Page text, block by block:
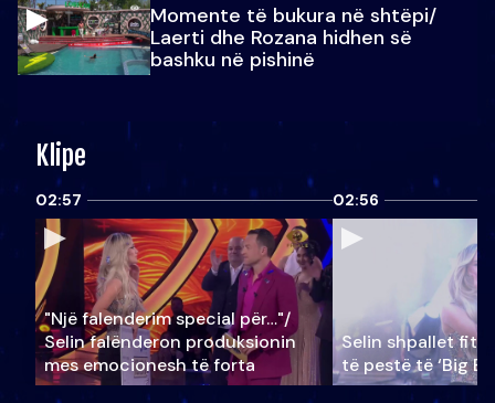
Momente të bukura në shtëpi/
Laerti dhe Rozana hidhen së
bashku në pishinë
Klipe
02:57
"Një falenderim special për…"/
Selin falënderon produksionin
mes emocionesh të forta
02:56
Selin shpallet
të pestë të ‘Big